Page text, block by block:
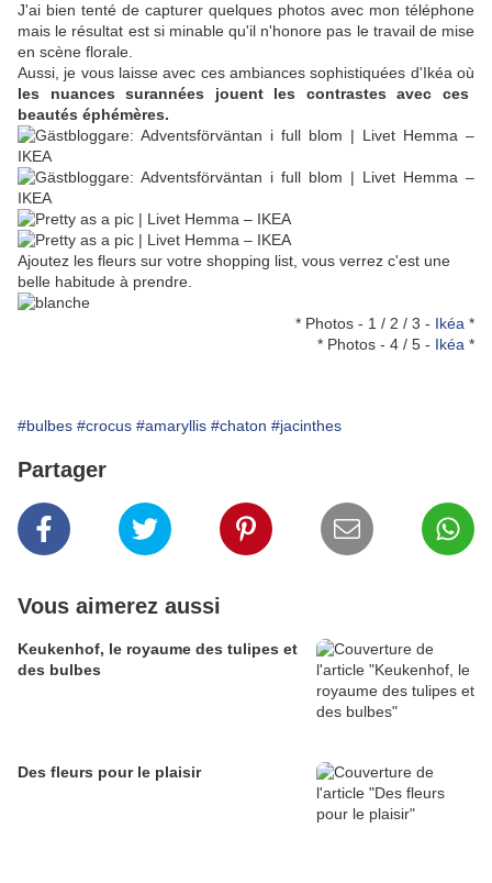
J'ai bien tenté de capturer quelques photos avec mon téléphone
mais le résultat est si minable qu'il n'honore pas le travail de mise
en scène florale.
Aussi, je vous laisse avec ces ambiances sophistiquées d'Ikéa où
les nuances surannées jouent les contrastes avec ces
beautés éphémères.
Ajoutez les fleurs sur votre shopping list, vous verrez c'est une
belle habitude à prendre.
* Photos - 1 / 2 / 3 - Ikéa *
* Photos - 4 / 5 - Ikéa *
#bulbes #crocus #amaryllis #chaton #jacinthes
Partager
Vous aimerez aussi
Keukenhof, le royaume des tulipes et
des bulbes
Des fleurs pour le plaisir